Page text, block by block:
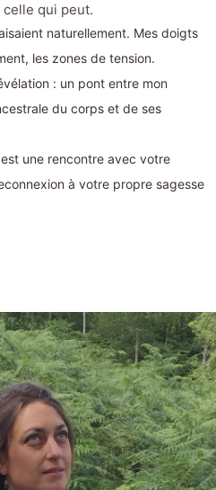
qui peut.
naturellement. Mes doigts
les zones de tension.
: un pont entre mon
du corps et de ses
une rencontre avec votre
à votre propre sagesse